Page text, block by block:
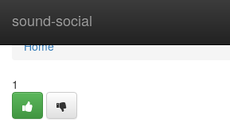
sound-social
Home
Home
1